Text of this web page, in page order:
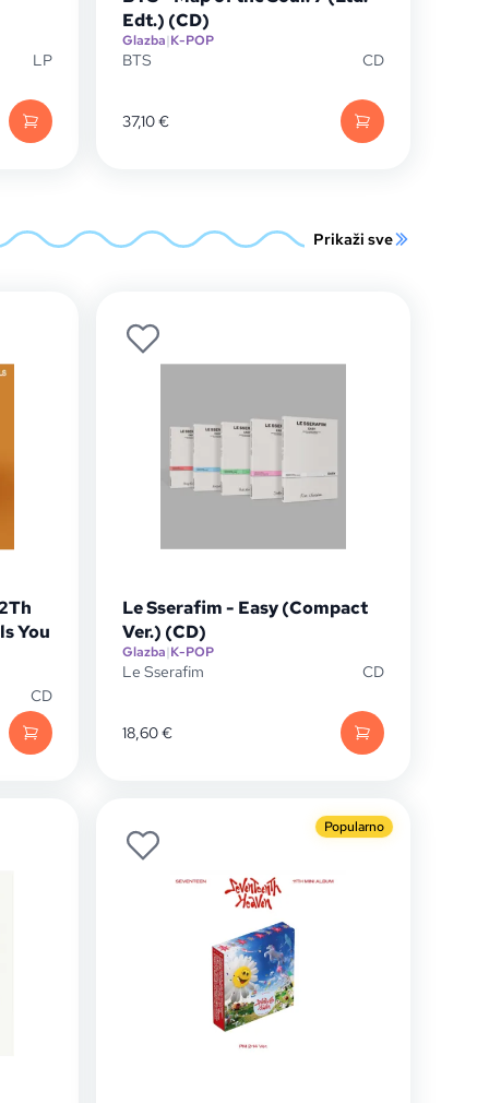
LP
Edt.) (CD)
Glazba|K-POP
BTS CD
37,10€
Prikaži sve
You
CD
Le Sserafim - Easy (Compact
Ver.) (CD)
Glazba|K-POP
Le Sserafim CD
18,60€
Popularno